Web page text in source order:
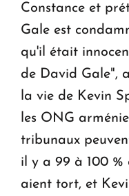
Constance et
Gale est
qu'il était
de David Gale",
la vie de Kevin
les ONG
tribunaux
il y a 99 à 100 %
aient tort, et